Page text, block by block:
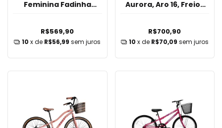
Feminina Fadinha
R$569,90
10 x de R$56,99 sem juros
Aurora, Aro 16, Freios
R$700,90
10 x de R$70,09 sem juros